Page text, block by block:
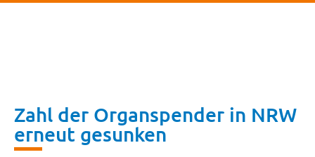
Zahl der Organspender in NRW
erneut gesunken